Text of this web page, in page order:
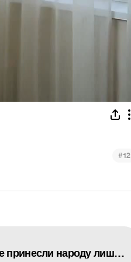
#12
Янукович снова как живой,рассказал про выборы президента, которые принесли народу лишь смерть и